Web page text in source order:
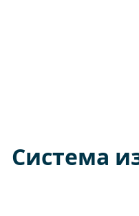
Система